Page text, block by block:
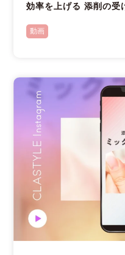
効率を上げる 添削の受
動画